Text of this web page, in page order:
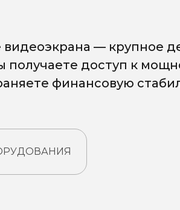
— крупное
получаете доступ к
финансовую